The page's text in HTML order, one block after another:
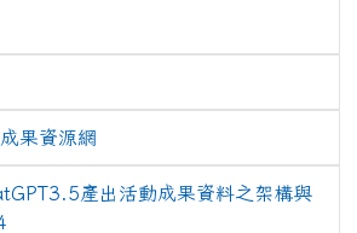
果資源網
產出活動成果資料之架構與